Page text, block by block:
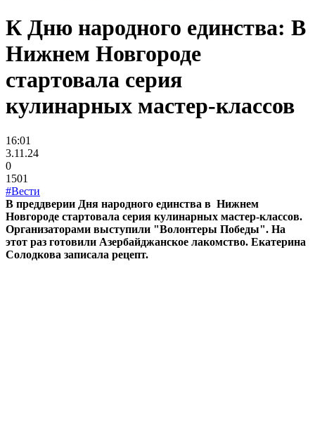
К Дню народного единства: В
Нижнем Новгороде
стартовала серия
кулинарных мастер-классов
16:01
3.11.24
0
1501
#Вести
В преддверии Дня народного единства в Нижнем
Новгороде стартовала серия кулинарных мастер-классов.
Организаторами выступили "Волонтеры Победы". На
этот раз готовили Азербайджанское лакомство. Екатерина
Солодкова записала рецепт.